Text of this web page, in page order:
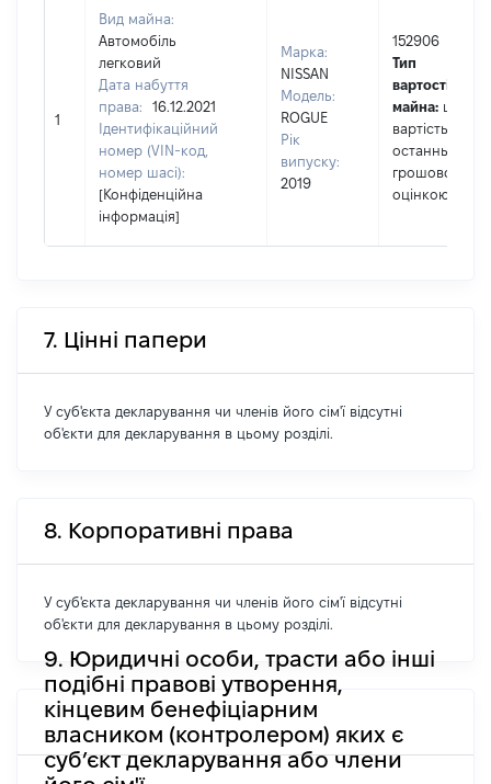
1
Вид майна:
Автомобіль
легковий
Дата набуття
права:
16.12.2021
Ідентифікаційний
номер (VIN-код,
номер шасі):
[Конфіденційна
інформація]
Марка:
NISSAN
Модель:
ROGUE
Рік
випуску:
2019
152906
Тип
вартості
майна: це
вартість за
останньою
грошовою
оцінкою
7. Цінні папери
У суб'єкта декларування чи членів його сім'ї відсутні
об'єкти для декларування в цьому розділі.
8. Корпоративні права
У суб'єкта декларування чи членів його сім'ї відсутні
об'єкти для декларування в цьому розділі.
9. Юридичні особи, трасти або інші
подібні правові утворення,
кінцевим бенефіціарним
власником (контролером) яких є
суб’єкт декларування або члени